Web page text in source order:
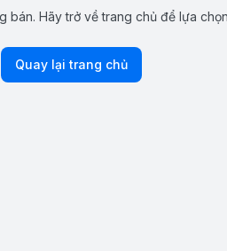
bán. Hãy trở về trang chủ để lựa
Quay lại trang chủ